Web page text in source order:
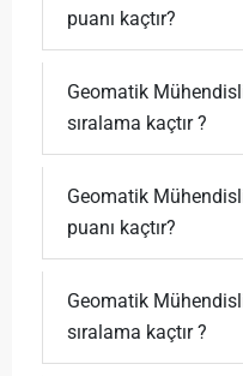
puanı kaçtır?
Geomatik
sıralama kaçtır ?
Geomatik
puanı kaçtır?
Geomatik
sıralama kaçtır ?